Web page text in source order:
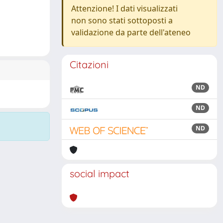
Attenzione! I dati visualizzati
non sono stati sottoposti a
validazione da parte dell'ateneo
Citazioni
ND
ND
ND
social impact